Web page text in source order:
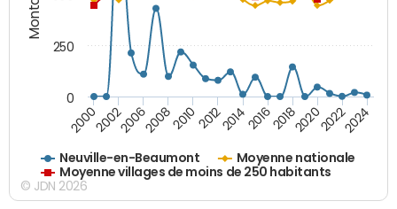
Neuville-en-Beaumont
Moyenne nationale
Moyenne villages de moins de 250 habitants
200020022006200820102012201420162018202020222024
0
250
© JDN 2026